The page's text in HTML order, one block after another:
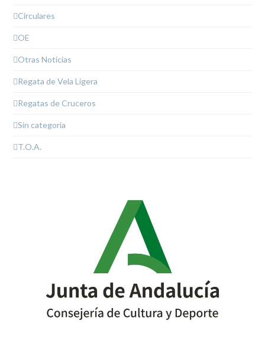
Circulares
OE
Otras Noticias
Regata de Vela Ligera
Regatas de Cruceros
Sin categoría
T.O.A.